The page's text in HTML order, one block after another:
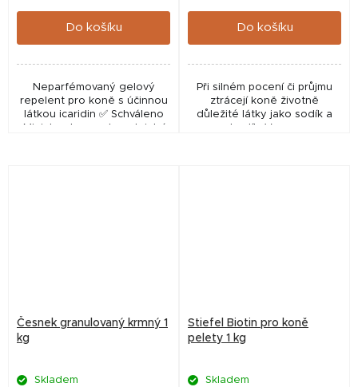
cena:
Do košíku
Neparfémovaný gelový
repelent pro koně s účinnou
látkou icaridin ✅ Schváleno
Ministerstvem zdravotnictví
cena:
Do košíku
Při silném pocení či průjmu
ztrácejí koně životně
důležité látky jako sodík a
draslík. Vysoce
Česnek granulovaný krmný 1
kg
Skladem
Stiefel Biotin pro koně
pelety 1 kg
Skladem